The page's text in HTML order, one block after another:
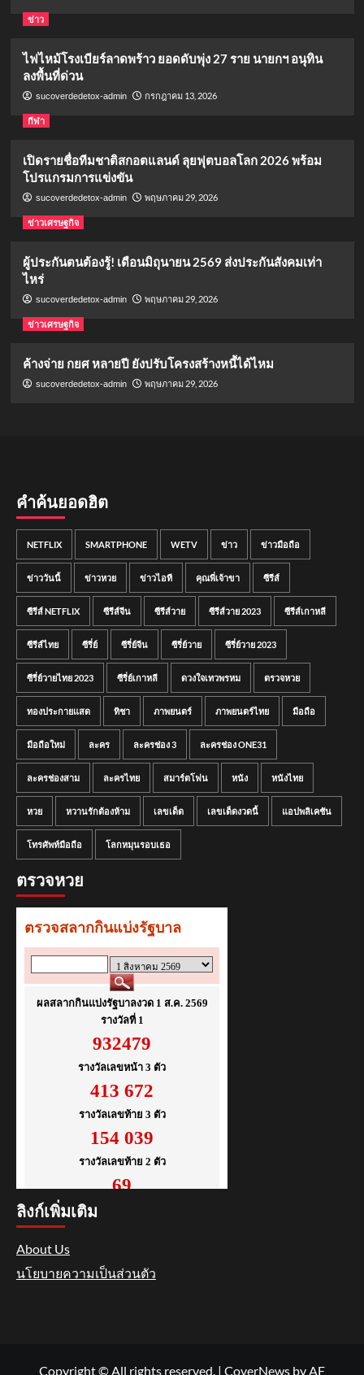
ข่าว
ไฟไหม้โรงเบียร์ลาดพร้าว ยอดดับพุ่ง 27 ราย นายกฯ อนุทิน
ลงพื้นที่ด่วน
sucoverdedetox-admin กรกฎาคม 13, 2026
กีฬา
เปิดรายชื่อทีมชาติสกอตแลนด์ ลุยฟุตบอลโลก 2026 พร้อม
โปรแกรมการแข่งขัน
sucoverdedetox-admin พฤษภาคม 29, 2026
ข่าวเศรษฐกิจ
ผู้ประกันตนต้องรู้! เดือนมิถุนายน 2569 ส่งประกันสังคมเท่า
ไหร่
sucoverdedetox-admin พฤษภาคม 29, 2026
ข่าวเศรษฐกิจ
ค้างจ่าย กยศ หลายปี ยังปรับโครงสร้างหนี้ได้ไหม
sucoverdedetox-admin พฤษภาคม 29, 2026
คำค้นยอดฮิต
NETFLIX SMARTPHONE WETV ข่าว ข่าวมือถือ
ข่าววันนี้ ข่าวหวย ข่าวไอที คุณพี่เจ้าขา ซีรีส์
ซีรีส์ NETFLIX ซีรีส์จีน ซีรีส์วาย ซีรีส์วาย 2023 ซีรีส์เกาหลี
ซีรีส์ไทย ซีรี่ย์ ซีรี่ย์จีน ซีรี่ย์วาย ซีรี่ย์วาย 2023
ซีรี่ย์วายไทย 2023 ซีรี่ย์เกาหลี ดวงใจเทวพรหม ตรวจหวย
ทองประกายแสด ทิชา ภาพยนตร์ ภาพยนตร์ไทย มือถือ
มือถือใหม่ ละคร ละครช่อง 3 ละครช่อง ONE31
ละครช่องสาม ละครไทย สมาร์ตโฟน หนัง หนังไทย
หวย หวานรักต้องห้าม เลขเด็ด เลขเด็ดงวดนี้ แอปพลิเคชัน
โทรศัพท์มือถือ โลกหมุนรอบเธอ
ตรวจหวย
ลิงก์เพิ่มเติม
About Us
นโยบายความเป็นส่วนตัว
Copyright © All rights reserved. | CoverNews by AF